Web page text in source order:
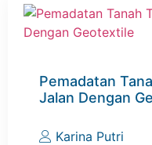
Pemadatan
Jalan Dengan
Karina Putri